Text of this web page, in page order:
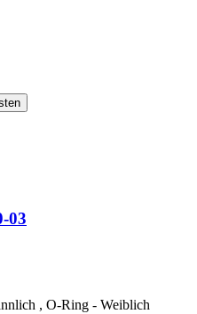
03
, O-Ring - Weiblich